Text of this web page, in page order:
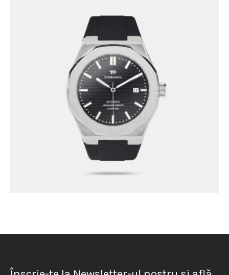
CEAS PMD TIERRA AUTOMATIC NEGRU
2,999.00 lei